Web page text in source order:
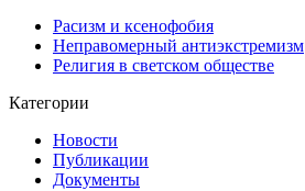
Расизм и ксенофобия
Неправомерный антиэкстремизм
Религия в светском обществе
Категории
Новости
Публикации
Документы